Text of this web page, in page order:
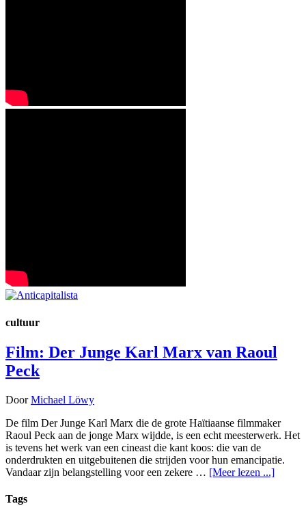
cultuur
Film: Der Junge Karl Marx van Raoul
Peck
DoorMichael Löwy
De film Der Junge Karl Marx die de grote Haïtiaanse filmmaker
Raoul Peck aan de jonge Marx wijdde, is een echt meesterwerk. Het
is tevens het werk van een cineast die kant koos: die van de
onderdrukten en uitgebuitenen die strijden voor hun emancipatie.
Vandaar zijn belangstelling voor een zekere … [Meer lezen ...]
Tags